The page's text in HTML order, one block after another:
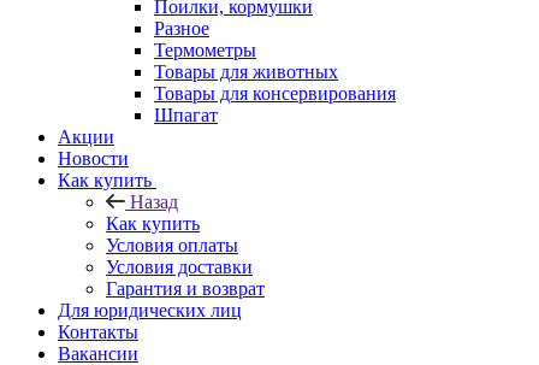
Поилки, кормушки
Разное
Термометры
Товары для животных
Товары для консервирования
Шпагат
Акции
Новости
Как купить
Назад
Как купить
Условия оплаты
Условия доставки
Гарантия и возврат
Для юридических лиц
Контакты
Вакансии